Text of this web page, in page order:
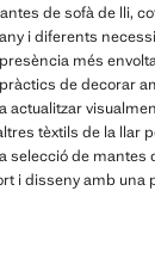
de sofà de lli,
i diferents
més
de decorar
actualitzar
tèxtils de la llar
selecció de mantes
i disseny amb una